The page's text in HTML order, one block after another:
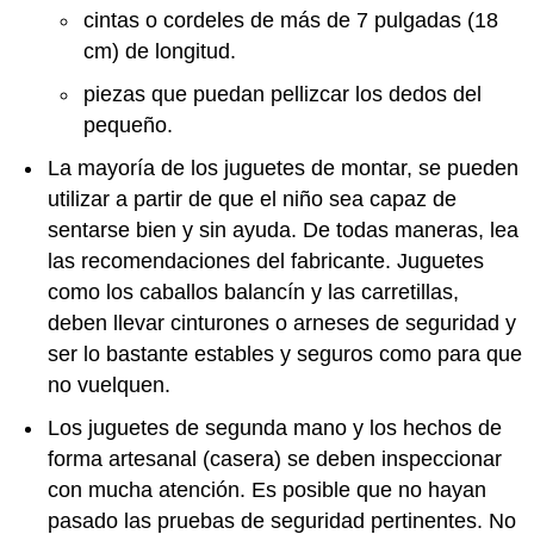
cintas o cordeles de más de 7 pulgadas (18
cm) de longitud.
piezas que puedan pellizcar los dedos del
pequeño.
La mayoría de los juguetes de montar, se pueden
utilizar a partir de que el niño sea capaz de
sentarse bien y sin ayuda. De todas maneras, lea
las recomendaciones del fabricante. Juguetes
como los caballos balancín y las carretillas,
deben llevar cinturones o arneses de seguridad y
ser lo bastante estables y seguros como para que
no vuelquen.
Los juguetes de segunda mano y los hechos de
forma artesanal (casera) se deben inspeccionar
con mucha atención. Es posible que no hayan
pasado las pruebas de seguridad pertinentes. No